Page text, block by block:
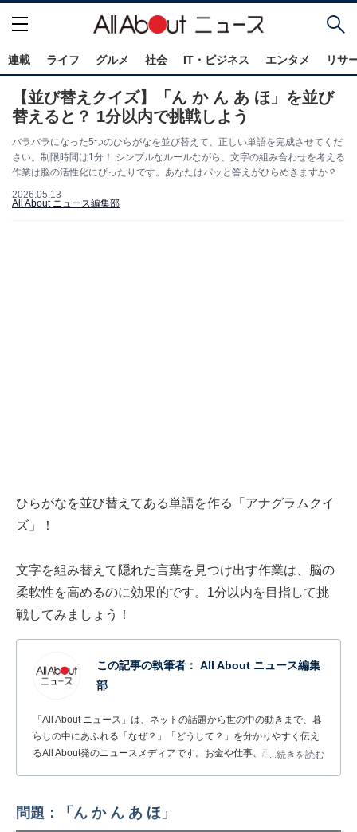
連載 ライフ グルメ 社会 IT・ビジネス エンタメ リサ
【並び替えクイズ】「ん か ん あ ほ」を並び
替えると？ 1分以内で挑戦しよう
バラバラになった5つのひらがなを並び替えて、正しい単語を完成させてくだ
さい。制限時間は1分！ シンプルなルールながら、文字の組み合わせを考える
作業は脳の活性化にぴったりです。あなたはパッと答えがひらめきますか？
2026.05.13
All About ニュース編集部
ひらがなを並び替えてある単語を作る「アナグラムクイ
ズ」！
文字を組み替えて隠れた言葉を見つけ出す作業は、脳の
柔軟性を高めるのに効果的です。1分以内を目指して挑
戦してみましょう！
この記事の執筆者： All About ニュース編集
部
「All About ニュース」は、ネットの話題から世の中の動きまで、暮
らしの中にあふれる「なぜ？」「どうして？」を分かりやすく伝え
るAll About発のニュースメディアです。お金や仕事、恋愛、ITに関
...続きを読む
問題：「ん か ん あ ほ」